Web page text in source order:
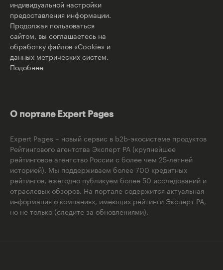
индивидуальной настройки
предоставления информации.
Продолжая пользоваться
сайтом, вы соглашаетесь на
обработку файлов «Cookie» и
данных метрических систем.
Подобнее
О портале Expert Pages
Expert Pages – новый сервис в b2b-экосистеме продуктов
Рейтингового агентства Эксперт РА (крупнейшее
рейтинговое агентство России с более чем 25-летней
историей). Мы поддерживаем более 700 кредитных
рейтингов, ежегодно публикуем более 50 исследований и
отраслевых обзоров. На портале содержится актуальная
информация о компаниях, имеющих рейтинги Эксперт РА,
но не только (следите за обновлениями).